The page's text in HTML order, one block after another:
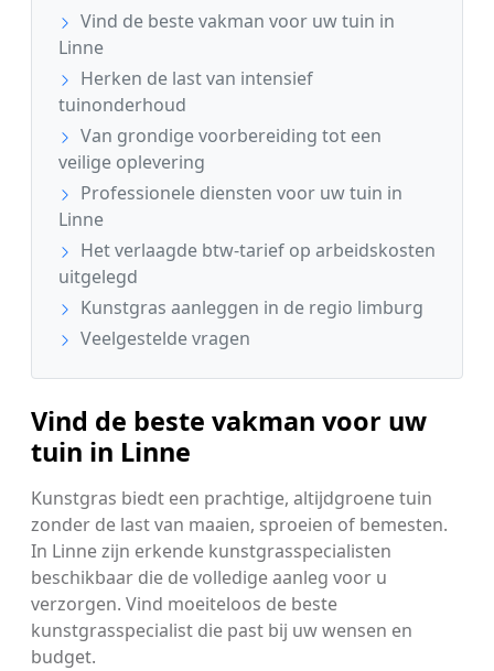
Vind de beste vakman voor uw tuin in
Linne
Herken de last van intensief
tuinonderhoud
Van grondige voorbereiding tot een
veilige oplevering
Professionele diensten voor uw tuin in
Linne
Het verlaagde btw-tarief op arbeidskosten
uitgelegd
Kunstgras aanleggen in de regio limburg
Veelgestelde vragen
Vind de beste vakman voor uw
tuin in Linne
Kunstgras biedt een prachtige, altijdgroene tuin
zonder de last van maaien, sproeien of bemesten.
In Linne zijn erkende kunstgrasspecialisten
beschikbaar die de volledige aanleg voor u
verzorgen. Vind moeiteloos de beste
kunstgrasspecialist die past bij uw wensen en
budget.